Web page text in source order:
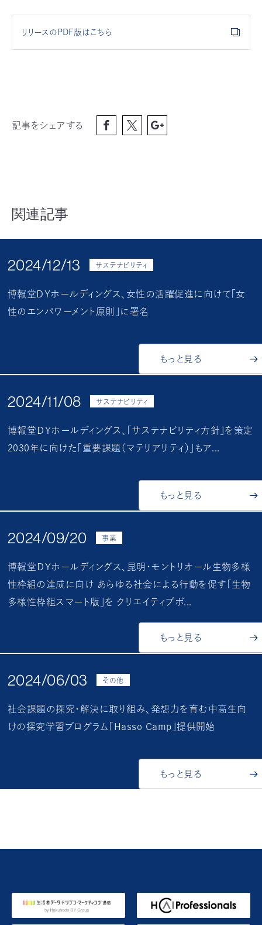
リリースのPDF版はこちら
記事をシェアする
関連記事
2024/12/13 サステナビリティ
博報堂DＹホールディングス、女性の活躍促進に向けて「女
性のエンパワーメント原則」に署名
もっと見る
2024/11/08 サステナビリティ
博報堂ＤＹホールディングス、「サステナビリティ方針」を策定
2030年に向けた「重要課題（マテリアリティ）」もア...
もっと見る
2024/09/20 事業
博報堂ＤＹホールディングス、昆明・モントリオール生物多様
性枠組の達成に向け あらゆる社会による行動を促す「生物
多様性枠組スマート版」を クリエイティブボ...
もっと見る
2024/06/03 その他
社会課題の探究・解決に取り組み、発想力を育む中高生向
けの探究学習プログラム「Hasso Camp」提供開始
もっと見る